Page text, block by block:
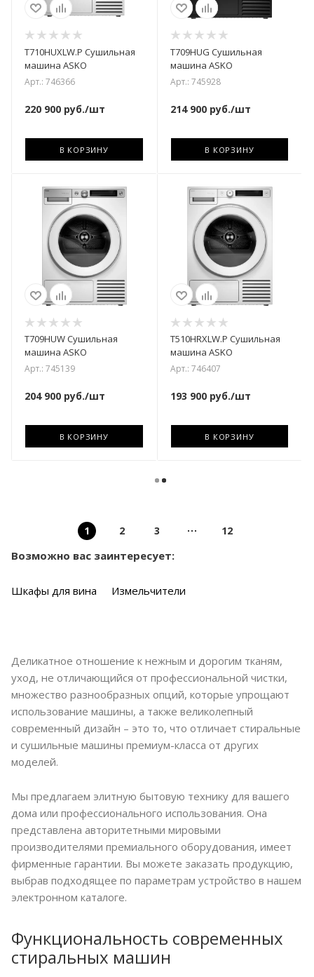
T710HUXLW.P Сушильная
машина ASKO
Арт.: 746366
220 900 руб./шт
В КОРЗИНУ
T709HUG Сушильная
машина ASKO
Арт.: 745928
214 900руб./шт
В КОРЗИНУ
T709HUW Сушильная
машина ASKO
Арт.: 745139
204 900 руб./шт
В КОРЗИНУ
T510HRXLW.P Сушильная
машина ASKO
Арт.: 746407
193 900руб./шт
В КОРЗИНУ
1 2 3 12
Возможно вас заинтересует:
Шкафы для вина Измельчители
Деликатное отношение к нежным и дорогим тканям,
уход, не отличающийся от профессиональной чистки,
множество разнообразных опций, которые упрощают
использование машины, а также великолепный
современный дизайн – это то, что отличает стиральные
и сушильные машины премиум-класса от других
моделей.
Мы предлагаем элитную бытовую технику для вашего
дома или профессионального использования. Она
представлена авторитетными мировыми
производителями премиального оборудования, имеет
фирменные гарантии. Вы можете заказать продукцию,
выбрав подходящее по параметрам устройство в нашем
электронном каталоге.
Функциональность современных
стиральных машин